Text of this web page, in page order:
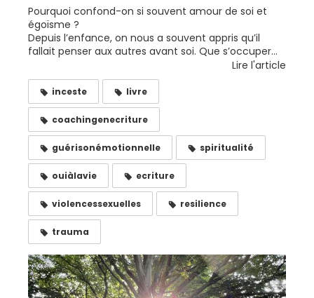
Pourquoi confond-on si souvent amour de soi et
égoïsme ?
Depuis l’enfance, on nous a souvent appris qu’il
fallait penser aux autres avant soi. Que s’occuper...
Lire l'article
inceste livre
coachingenecriture
guérisonémotionnelle spiritualité
ouiàlavie ecriture
violencessexuelles resilience
trauma